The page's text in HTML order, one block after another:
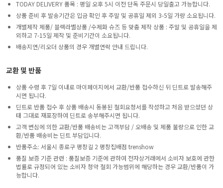
TODAY DELIVERY 품목 : 평일 오후 5시 이전 단독 주문시 당일출고 가능합니다.
상품 준비 후 발송기간은 입금 확인 후 주말 및 공휴일 제외 3-5일 가량 소요됩니다.
개별제작 제품/ 블랙라벨상품 /수제화 슈즈 등 맞춤 제작 상품 : 주말 및 공휴일을 제
외하고 7-15일 제작 및 준비기간이 소요됩니다.
배송지연/리오더 상품의 경우 개별연락 안내 드립니다.
교환 및 반품
상품 수령 후 7일 이내로 마이페이지에서 교환/반품 접수하신 뒤 딘트로 발송해주
시면 됩니다.
딘트로 반품 접수 후 상품 배송시 동봉된 철회요청서를 작성하고 처음 받으셨던 상
태 그대로 재포장하여 딘트로 송부해주시면 됩니다.
고객 변심에 의한 교환/반품 배송비는 고객부담 / 오배송 및 제품 불량으로 인한 교
환/반품 배송비는 딘트 부담입니다.
반품주소: 서울시 종로구 평창길 2 평창집배점 trenshow
품질 보증 기준 관련 : 품질보증 기준에 관하여 전자상거래에서 소비자 보호에 관한
법률로 규정되어 있는 소비자 청약 철회 가능범위에 해당하는 경우 교환/반품이 가
능합니다.